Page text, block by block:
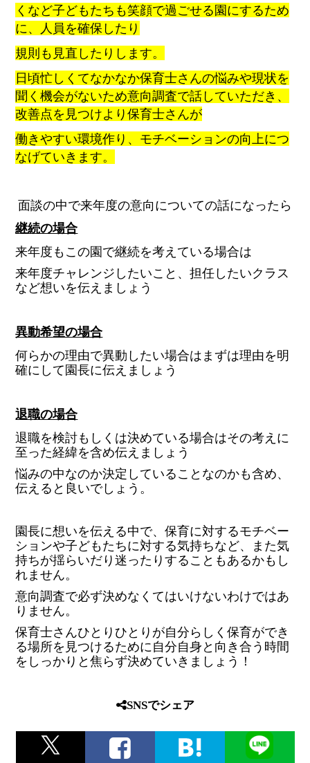
くなど子どもたちも笑顔で過ごせる園にするため
に、人員を確保したり
規則も見直したりします。
日頃忙しくてなかなか保育士さんの悩みや現状を
聞く機会がないため意向調査で話していただき、
改善点を見つけより保育士さんが
働きやすい環境作り、モチベーションの向上につ
なげていきます。
面談の中で来年度の意向についての話になったら
継続の場合
来年度もこの園で継続を考えている場合は
来年度チャレンジしたいこと、担任したいクラス
など想いを伝えましょう
異動希望の場合
何らかの理由で異動したい場合はまずは理由を明
確にして園長に伝えましょう
退職の場合
退職を検討もしくは決めている場合はその考えに
至った経緯を含め伝えましょう
悩みの中なのか決定していることなのかも含め、
伝えると良いでしょう。
園長に想いを伝える中で、保育に対するモチベー
ションや子どもたちに対する気持ちなど、また気
持ちが揺らいだり迷ったりすることもあるかもし
れません。
意向調査で必ず決めなくてはいけないわけではあ
りません。
保育士さんひとりひとりが自分らしく保育ができ
る場所を見つけるために自分自身と向き合う時間
をしっかりと焦らず決めていきましょう！
SNSでシェア